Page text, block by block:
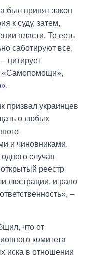
был принят закон
к суду, затем,
власти. То есть
саботируют все,
цитирует
«Самопомощи»,
.
призвал украинцев
о любых
и чиновниками.
случая
реестр
люстрации, и рано
–
что от
комитета
иска в отношении